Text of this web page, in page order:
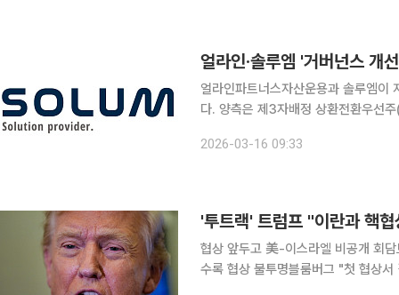
얼라인·솔루엠 '거버넌스
얼라인파트너스자산운용과 솔루엠이
다. 양측은 제3자배정 상환전환우선
고, 합의 사항이 이행될 경우 신주발
2026-03-16 09:33
'투트랙' 트럼프 "이란과 핵
협상 앞두고 美-이스라엘 비공개 회
수록 협상 불투명블룸버그 "첫 협상서 결론 도출 어려워" 이란과